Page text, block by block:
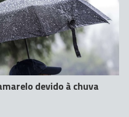
devido à chuva